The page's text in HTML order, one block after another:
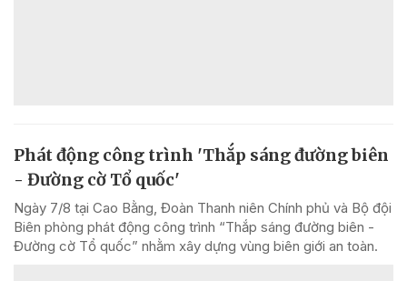
Phát động công trình 'Thắp sáng đường biên
- Đường cờ Tổ quốc'
Ngày 7/8 tại Cao Bằng, Đoàn Thanh niên Chính phủ và Bộ đội
Biên phòng phát động công trình “Thắp sáng đường biên -
Đường cờ Tổ quốc” nhằm xây dựng vùng biên giới an toàn.